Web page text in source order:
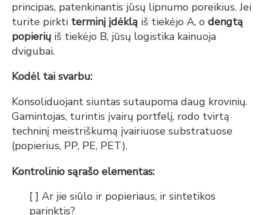
principas, patenkinantis jūsų lipnumo poreikius. Jei
turite pirkti terminį įdėklą iš tiekėjo A, o dengtą
popierių iš tiekėjo B, jūsų logistika kainuoja
dvigubai.
Kodėl tai svarbu:
Konsoliduojant siuntas sutaupoma daug krovinių.
Gamintojas, turintis įvairų portfelį, rodo tvirtą
techninį meistriškumą įvairiuose substratuose
(popierius, PP, PE, PET).
Kontrolinio sąrašo elementas:
[ ] Ar jie siūlo ir popieriaus, ir sintetikos
parinktis?